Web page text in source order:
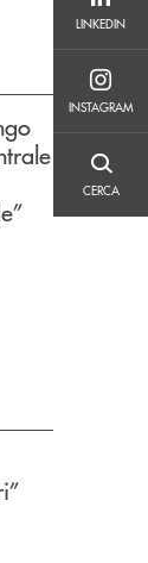
LINKEDIN
INSTAGRAM
CERCA